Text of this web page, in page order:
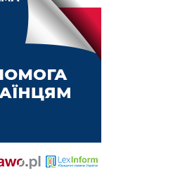
за період адміністративного
Отже, право на
в податкового управління
та оформлення її
цієї обставини є обов’язковою
процедура
правилами цієї норми й має